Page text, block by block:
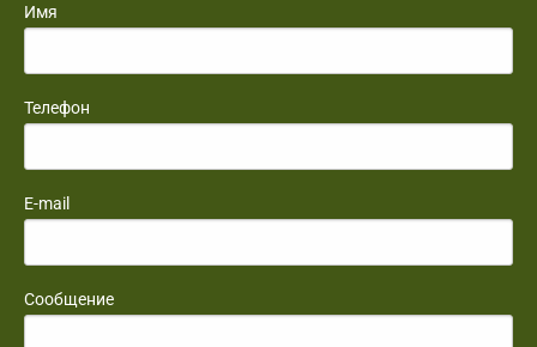
Имя
Телефон
E-mail
Сообщение